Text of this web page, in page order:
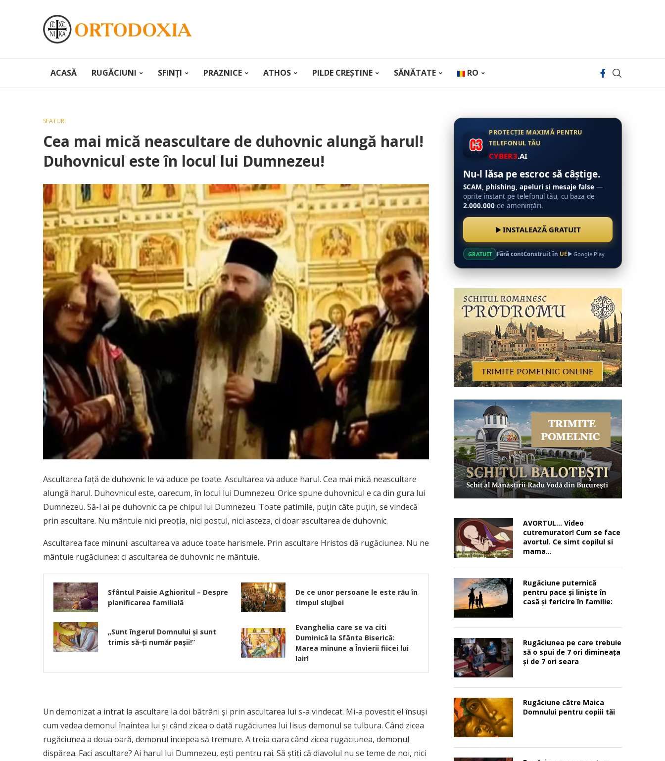
ACASĂ RUGĂCIUNI SFINȚI PRAZNICE ATHOS PILDE CREȘTINE SĂNĂTATE RO
SFATURI
Cea mai mică neascultare de duhovnic alungă harul!
Duhovnicul este în locul lui Dumnezeu!
Ascultarea față de duhovnic le va aduce pe toate. Ascultarea va aduce harul. Cea mai mică neascultare
alungă harul. Duhovnicul este, oarecum, în locul lui Dumnezeu. Orice spune duhovnicul e ca din gura lui
Dumnezeu. Să-l ai pe duhovnic ca pe chipul lui Dumnezeu. Toate patimile, puțin câte puțin, se vindecă
prin ascultare. Nu mântuie nici preoția, nici postul, nici asceza, ci doar ascultarea de duhovnic.
Ascultarea face minuni: ascultarea va aduce toate harismele. Prin ascultare Hristos dă rugăciunea. Nu ne
mântuie rugăciunea; ci ascultarea de duhovnic ne mântuie.
Sfântul Paisie Aghioritul – Despre
planificarea familială
De ce unor persoane le este rău în
timpul slujbei
„Sunt îngerul Domnului şi sunt
trimis să-ţi număr paşii!”
Evanghelia care se va citi
Duminică la Sfânta Biserică:
Marea minune a Învierii fiicei lui
Iair!
Un demonizat a intrat la ascultare la doi bătrâni și prin ascultarea lui s-a vindecat. Mi-a povestit el însuși
cum vedea demonul înaintea lui și când zicea o dată rugăciunea lui Iisus demonul se tulbura. Când zicea
rugăciunea a doua oară, demonul începea să tremure. A treia oara când zicea rugăciunea, demonul
dispărea. Faci ascultare? Ai harul lui Dumnezeu, ești pentru rai. Să știți că diavolul nu se teme de noi, nici
PROTECȚIE MAXIMĂ PENTRU
TELEFONUL TĂU
CYBER3.AI
Nu-l lăsa pe escroc să câștige.
SCAM, phishing, apeluri și mesaje false —
oprite instant pe telefonul tău, cu baza de
2.000.000 de amenințări.
INSTALEAZĂ GRATUIT
GRATUIT Fără contConstruit în UE Google Play
AVORTUL… Video
cutremurator! Cum se face
avortul. Ce simt copilul si
mama…
Rugăciune puternică
pentru pace şi linişte în
casă şi fericire în familie:
Rugăciunea pe care trebuie
să o spui de 7 ori dimineața
și de 7 ori seara
Rugăciune către Maica
Domnului pentru copiii tăi